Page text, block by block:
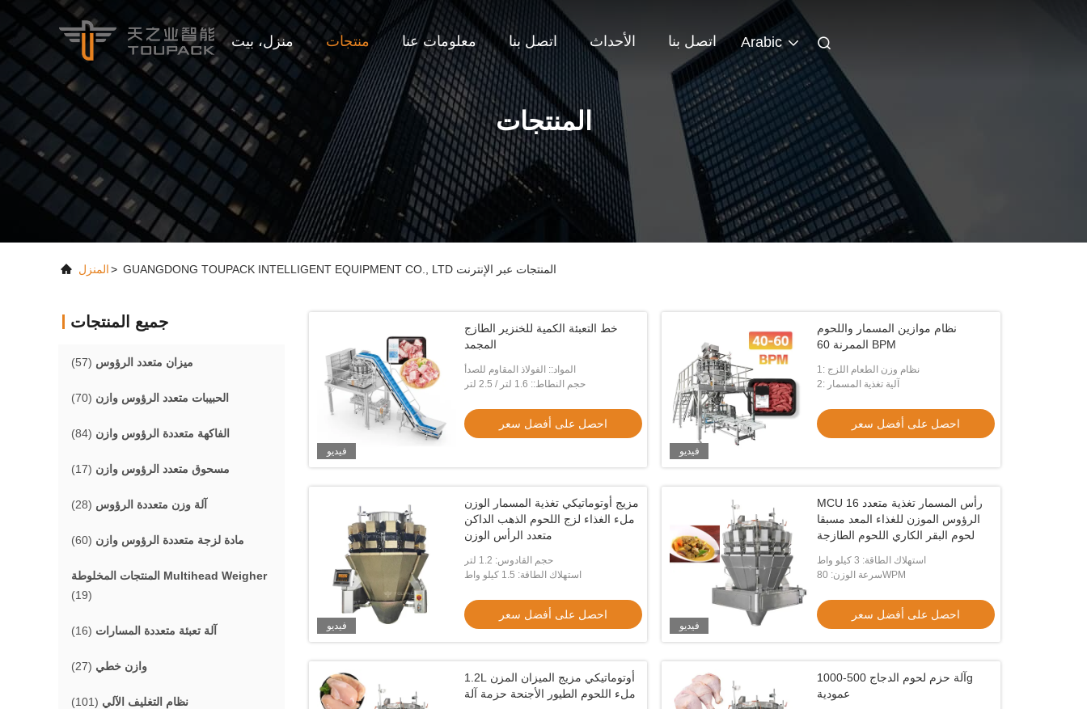
منزل، بيت منتجات معلومات عنا اتصل بنا الأحداث اتصل بنا Arabic
المنتجات
المنزل> GUANGDONG TOUPACK INTELLIGENT EQUIPMENT CO., LTD المنتجات عبر الإنترنت
جميع المنتجات
ميزان متعدد الرؤوس (57)
الحبيبات متعدد الرؤوس وازن (70)
الفاكهة متعددة الرؤوس وازن (84)
مسحوق متعدد الرؤوس وازن (17)
آلة وزن متعددة الرؤوس (28)
مادة لزجة متعددة الرؤوس وازن (60)
المنتجات المخلوطة Multihead Weigher
(19)
آلة تعبئة متعددة المسارات (16)
وازن خطي (27)
نظام التغليف الآلي (101)
فيديو
خط التعبئة الكمية للخنزير الطازج
المجمد
المواد:: الفولاذ المقاوم للصدأ
حجم النطاط:: 1.6 لتر / 2.5 لتر
احصل على أفضل سعر
فيديو
نظام موازين المسمار واللحوم
الممرنة 60 BPM
1: نظام وزن الطعام اللزج
2: آلية تغذية المسمار
احصل على أفضل سعر
فيديو
مزيج أوتوماتيكي تغذية المسمار الوزن
ملء الغذاء لزج اللحوم الذهب الداكن
متعدد الرأس الوزن
حجم القادوس: 1.2 لتر
استهلاك الطاقة: 1.5 كيلو واط
احصل على أفضل سعر
فيديو
MCU 16 رأس المسمار تغذية متعدد
الرؤوس الموزن للغذاء المعد مسبقا
لحوم البقر الكاري اللحوم الطازجة
استهلاك الطاقة: 3 كيلو واط
سرعة الوزن: 80WPM
احصل على أفضل سعر
1.2L أوتوماتيكي مزيج الميزان المزن
ملء اللحوم الطيور الأجنحة حزمة آلة
آلة حزم لحوم الدجاج 500-1000g
عمودية